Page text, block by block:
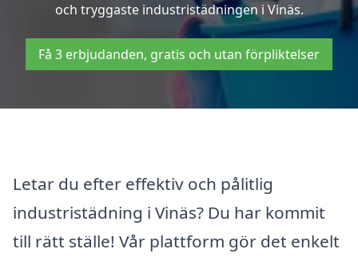
och tryggaste industristädningen i Vinäs.
Få 3 erbjudanden, gratis och utan förpliktelser
Letar du efter effektiv och pålitlig
industristädning i Vinäs? Du har kommit
till rätt ställe! Vår plattform gör det enkelt